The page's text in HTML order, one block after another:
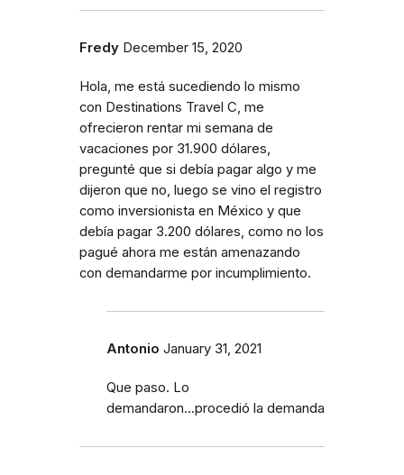
Fredy December 15, 2020
Hola, me está sucediendo lo mismo
con Destinations Travel C, me
ofrecieron rentar mi semana de
vacaciones por 31.900 dólares,
pregunté que si debía pagar algo y me
dijeron que no, luego se vino el registro
como inversionista en México y que
debía pagar 3.200 dólares, como no los
pagué ahora me están amenazando
con demandarme por incumplimiento.
Antonio January 31, 2021
Que paso. Lo
demandaron...procedió la demanda